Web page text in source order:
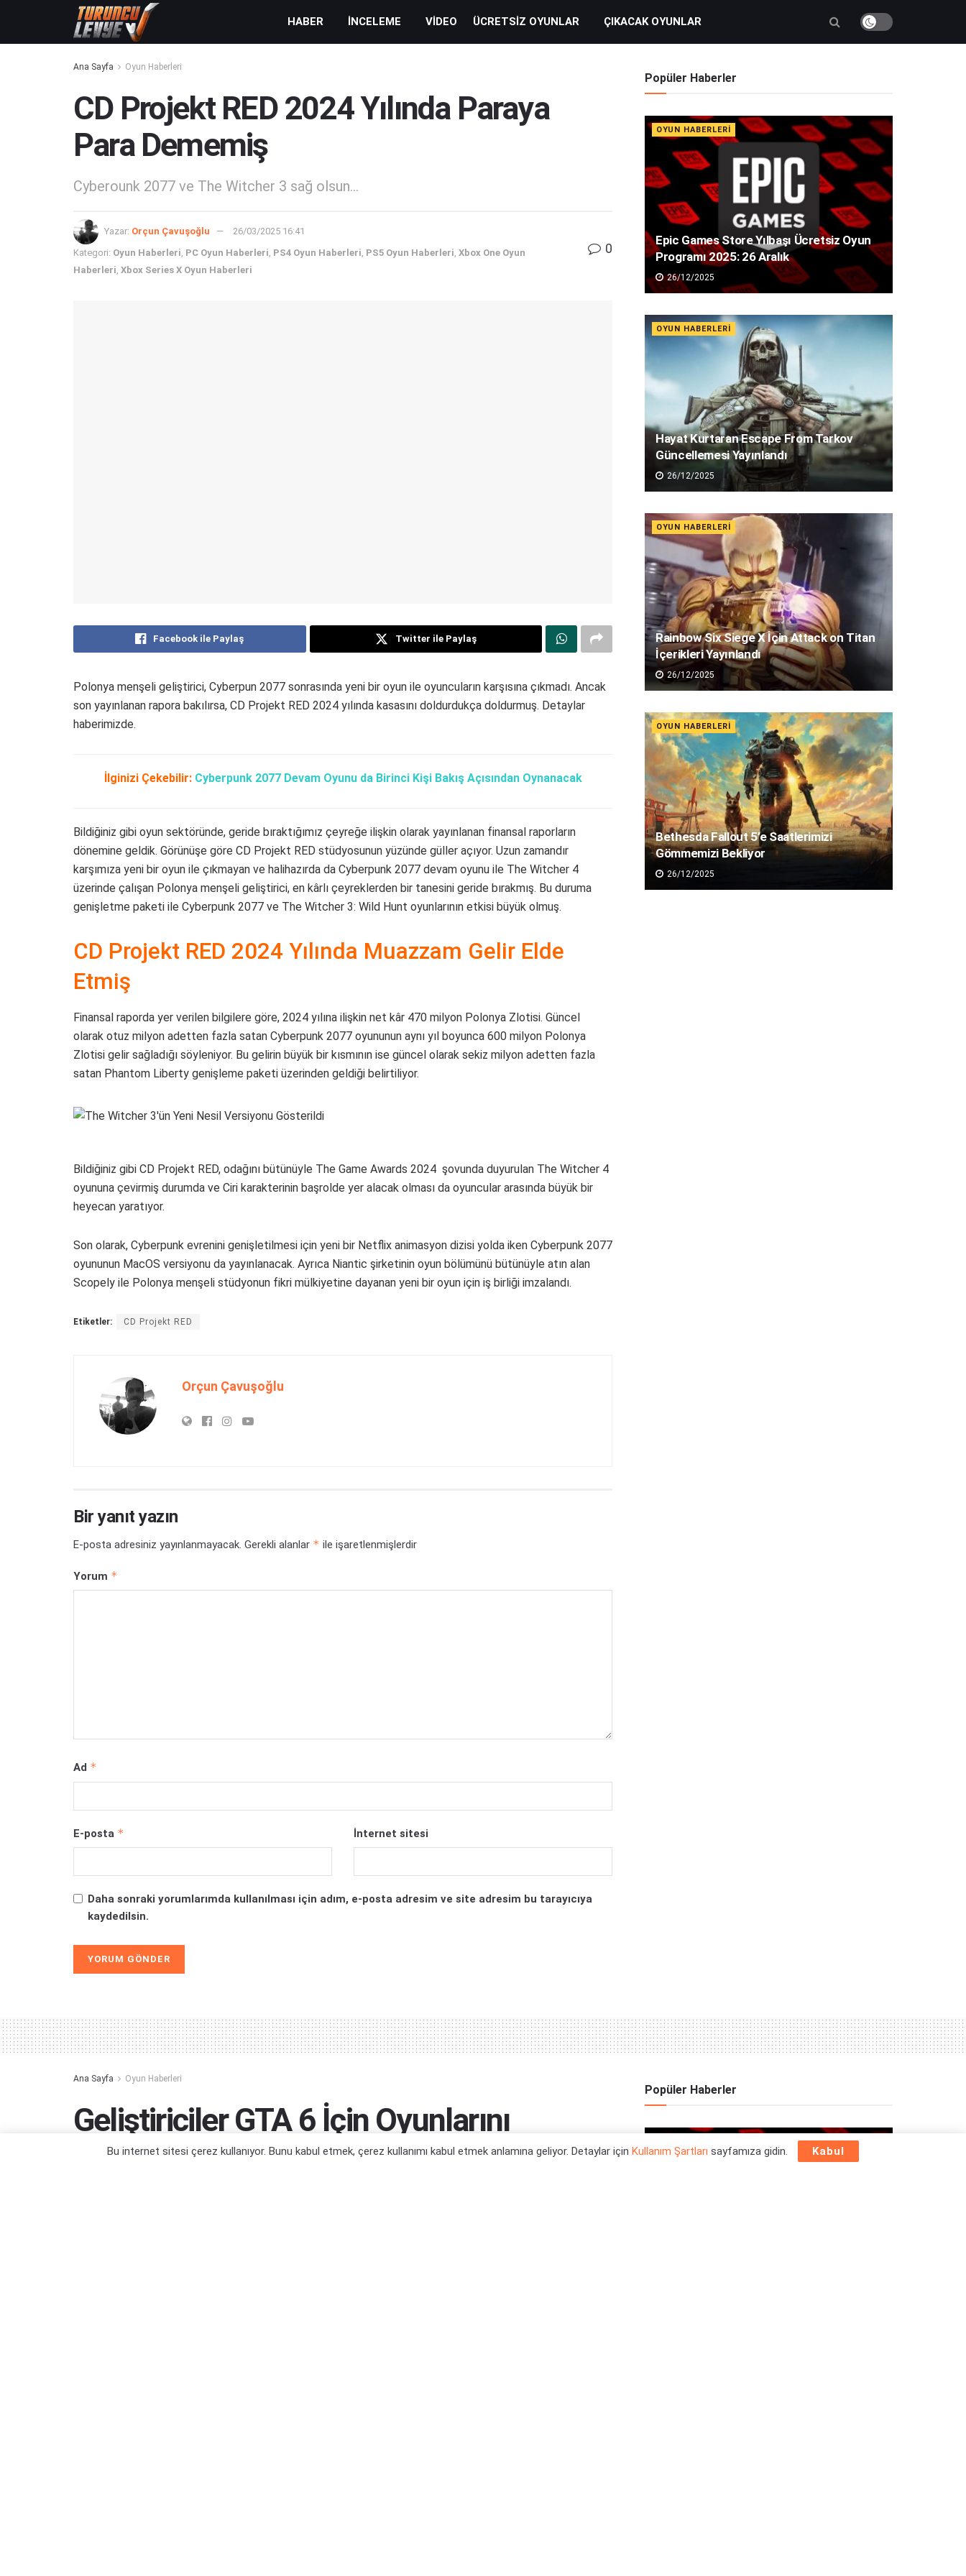
HABER İNCELEME VIDEO ÜCRETSIZ OYUNLAR ÇIKACAK OYUNLAR
Ana Sayfa Oyun Haberleri
CD Projekt RED 2024 Yılında Paraya
Para Dememiş
Cyberounk 2077 ve The Witcher 3 sağ olsun...
Yazar: Orçun Çavuşoğlu 26/03/2025 16:41
Kategori: Oyun Haberleri, PC Oyun Haberleri, PS4 Oyun Haberleri, PS5 Oyun Haberleri, Xbox One Oyun
Haberleri, Xbox Series X Oyun Haberleri
0
Facebook ile Paylaş Twitter ile Paylaş
Polonya menşeli geliştirici, Cyberpun 2077 sonrasında yeni bir oyun ile oyuncuların karşısına çıkmadı. Ancak
son yayınlanan rapora bakılırsa, CD Projekt RED 2024 yılında kasasını doldurdukça doldurmuş. Detaylar
haberimizde.
İlginizi Çekebilir: Cyberpunk 2077 Devam Oyunu da Birinci Kişi Bakış Açısından Oynanacak
Bildiğiniz gibi oyun sektöründe, geride bıraktığımız çeyreğe ilişkin olarak yayınlanan finansal raporların
dönemine geldik. Görünüşe göre CD Projekt RED stüdyosunun yüzünde güller açıyor. Uzun zamandır
karşımıza yeni bir oyun ile çıkmayan ve halihazırda da Cyberpunk 2077 devam oyunu ile The Witcher 4
üzerinde çalışan Polonya menşeli geliştirici, en kârlı çeyreklerden bir tanesini geride bırakmış. Bu duruma
genişletme paketi ile Cyberpunk 2077 ve The Witcher 3: Wild Hunt oyunlarının etkisi büyük olmuş.
CD Projekt RED 2024 Yılında Muazzam Gelir Elde
Etmiş
Finansal raporda yer verilen bilgilere göre, 2024 yılına ilişkin net kâr 470 milyon Polonya Zlotisi. Güncel
olarak otuz milyon adetten fazla satan Cyberpunk 2077 oyununun aynı yıl boyunca 600 milyon Polonya
Zlotisi gelir sağladığı söyleniyor. Bu gelirin büyük bir kısmının ise güncel olarak sekiz milyon adetten fazla
satan Phantom Liberty genişleme paketi üzerinden geldiği belirtiliyor.
Bildiğiniz gibi CD Projekt RED, odağını bütünüyle The Game Awards 2024 şovunda duyurulan The Witcher 4
oyununa çevirmiş durumda ve Ciri karakterinin başrolde yer alacak olması da oyuncular arasında büyük bir
heyecan yaratıyor.
Son olarak, Cyberpunk evrenini genişletilmesi için yeni bir Netflix animasyon dizisi yolda iken Cyberpunk 2077
oyununun MacOS versiyonu da yayınlanacak. Ayrıca Niantic şirketinin oyun bölümünü bütünüyle atın alan
Scopely ile Polonya menşeli stüdyonun fikri mülkiyetine dayanan yeni bir oyun için iş birliği imzalandı.
Etiketler: CD Projekt RED
Orçun Çavuşoğlu
Bir yanıt yazın
E-posta adresiniz yayınlanmayacak. Gerekli alanlar * ile işaretlenmişlerdir
Yorum *
Ad *
E-posta * İnternet sitesi
Daha sonraki yorumlarımda kullanılması için adım, e-posta adresim ve site adresim bu tarayıcıya
kaydedilsin.
Popüler Haberler
OYUN HABERLERI
Epic Games Store Yılbaşı Ücretsiz Oyun
Programı 2025: 26 Aralık
26/12/2025
OYUN HABERLERI
Hayat Kurtaran Escape From Tarkov
Güncellemesi Yayınlandı
26/12/2025
OYUN HABERLERI
Rainbow Six Siege X İçin Attack on Titan
İçerikleri Yayınlandı
26/12/2025
OYUN HABERLERI
Bethesda Fallout 5’e Saatlerimizi
Gömmemizi Bekliyor
26/12/2025
Ana Sayfa Oyun Haberleri
Geliştiriciler GTA 6 İçin Oyunlarını
Ertelemeye Hazırlarmış
Popüler Haberler
Bu internet sitesi çerez kullanıyor. Bunu kabul etmek, çerez kullanımı kabul etmek anlamına geliyor. Detaylar için Kullanım Şartları sayfamıza gidin. Kabul